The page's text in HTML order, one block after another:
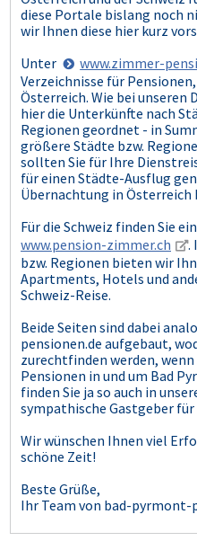
diese Portale bislang noch
wir Ihnen diese hier kurz
Unter
www.zimmer-
Verzeichnisse für
Österreich. Wie bei unseren
hier die Unterkünfte nach
Regionen geordnet - in
größere Städte bzw.
sollten Sie für Ihre
für einen Städte-Ausflug
Übernachtung in Österreich
Für die Schweiz finden Sie
www.pension-zimmer.ch
.
bzw. Regionen bieten wir
Apartments, Hotels und
Schweiz-Reise.
Beide Seiten sind dabei
pensionen.de aufgebaut,
zurechtfinden werden,
Pensionen in und um Bad
finden Sie ja so auch in
sympathische Gastgeber für
Wir wünschen Ihnen viel
schöne Zeit!
Beste Grüße,
Ihr Team von bad-pyrmont-